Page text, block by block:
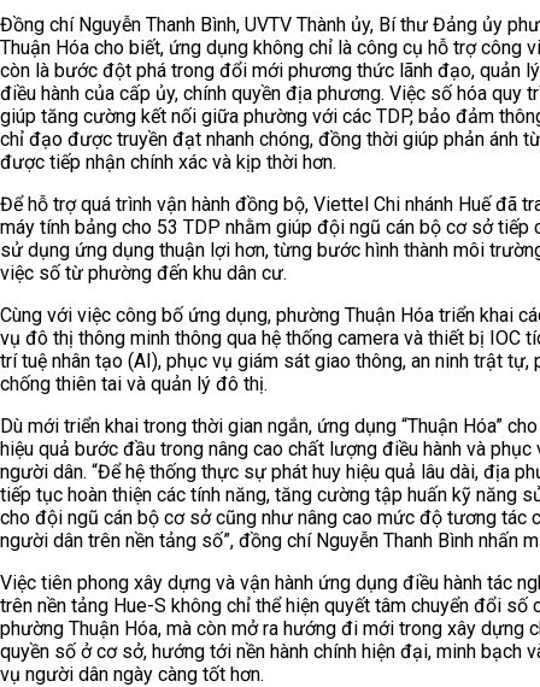
Đồng chí Nguyễn Thanh Bình, UVTV Thành ủy, Bí thư Đảng ủy
Thuận Hóa cho biết, ứng dụng không chỉ là công cụ hỗ trợ công
còn là bước đột phá trong đổi mới phương thức lãnh đạo, quản
điều hành của cấp ủy, chính quyền địa phương. Việc số hóa quy
giúp tăng cường kết nối giữa phường với các TDP, bảo đảm
chỉ đạo được truyền đạt nhanh chóng, đồng thời giúp phản ánh
được tiếp nhận chính xác và kịp thời hơn.
Để hỗ trợ quá trình vận hành đồng bộ, Viettel Chi nhánh Huế đã
máy tính bảng cho 53 TDP nhằm giúp đội ngũ cán bộ cơ sở tiếp
sử dụng ứng dụng thuận lợi hơn, từng bước hình thành môi
việc số từ phường đến khu dân cư.
Cùng với việc công bố ứng dụng, phường Thuận Hóa triển khai
vụ đô thị thông minh thông qua hệ thống camera và thiết bị IOC
trí tuệ nhân tạo (AI), phục vụ giám sát giao thông, an ninh trật tự,
chống thiên tai và quản lý đô thị.
Dù mới triển khai trong thời gian ngắn, ứng dụng “Thuận Hóa”
hiệu quả bước đầu trong nâng cao chất lượng điều hành và phục
người dân. “Để hệ thống thực sự phát huy hiệu quả lâu dài, địa
tiếp tục hoàn thiện các tính năng, tăng cường tập huấn kỹ năng
cho đội ngũ cán bộ cơ sở cũng như nâng cao mức độ tương tác
người dân trên nền tảng số”, đồng chí Nguyễn Thanh Bình nhấn
Việc tiên phong xây dựng và vận hành ứng dụng điều hành tác
trên nền tảng Hue-S không chỉ thể hiện quyết tâm chuyển đổi số
phường Thuận Hóa, mà còn mở ra hướng đi mới trong xây dựng
quyền số ở cơ sở, hướng tới nền hành chính hiện đại, minh bạch
vụ người dân ngày càng tốt hơn.